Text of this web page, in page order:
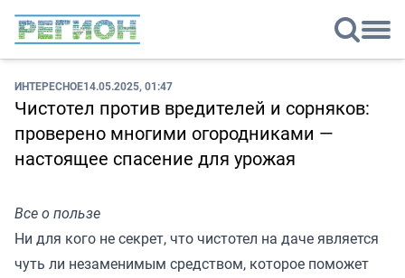
ИНТЕРЕСНОЕ14.05.2025, 01:47
Чистотел против вредителей и сорняков:
проверено многими огородниками —
настоящее спасение для урожая
Все о пользе
Ни для кого не секрет, что чистотел на даче является
чуть ли незаменимым средством, которое поможет